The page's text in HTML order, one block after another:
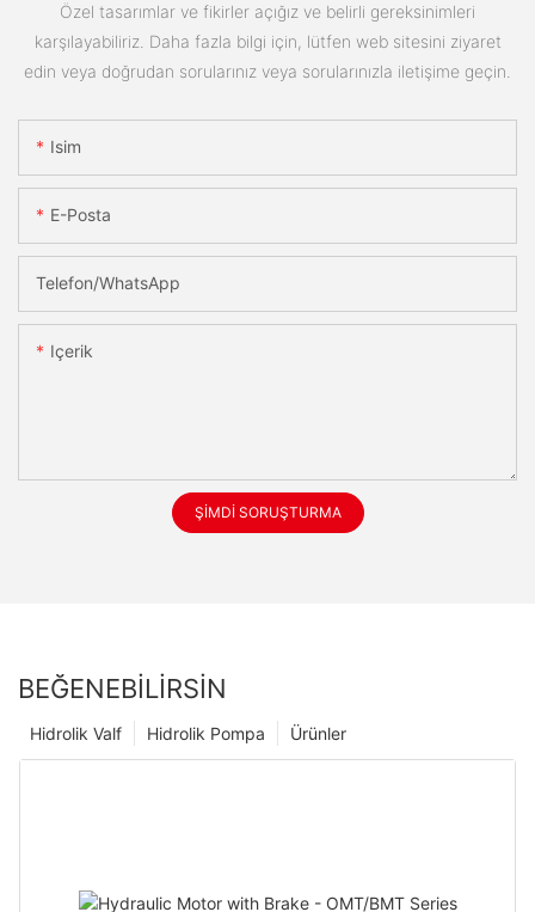
Özel tasarımlar ve fikirler açığız ve belirli gereksinimleri
karşılayabiliriz. Daha fazla bilgi için, lütfen web sitesini ziyaret
edin veya doğrudan sorularınız veya sorularınızla iletişime geçin.
Isim
E-Posta
Telefon/WhatsApp
Içerik
ŞIMDI SORUŞTURMA
BEĞENEBILIRSIN
Ürünler
Hidrolik Pompa
Hidrolik Valf